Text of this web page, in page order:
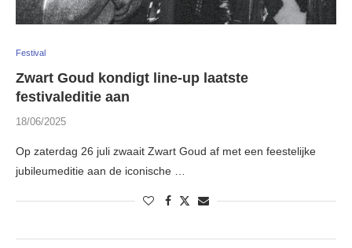
Festival
Zwart Goud kondigt line-up laatste
festivaleditie aan
18/06/2025
Op zaterdag 26 juli zwaait Zwart Goud af met een feestelijke
jubileumeditie aan de iconische …